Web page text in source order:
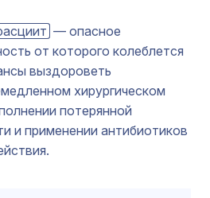
— опасное
от которого колеблется
выздороветь
хирургическом
потерянной
и применении антибиотиков